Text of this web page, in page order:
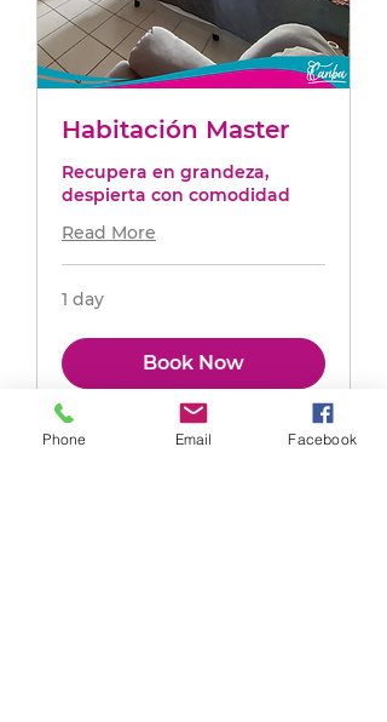
Habitación Master
Recupera en grandeza,
despierta con comodidad
Read More
1 day
Book Now
Phone Email Facebook